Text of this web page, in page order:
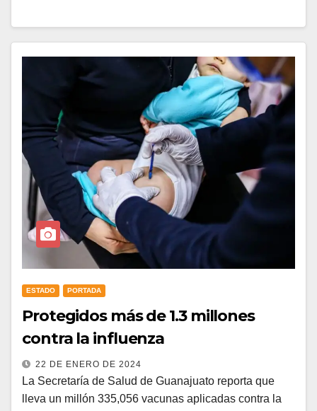
ESTADO PORTADA
Protegidos más de 1.3 millones
contra la influenza
22 DE ENERO DE 2024
La Secretaría de Salud de Guanajuato reporta que
lleva un millón 335,056 vacunas aplicadas contra la